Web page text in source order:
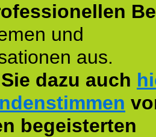
und
aus.
dazu auch
begeisterten